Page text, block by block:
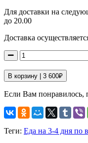
Для доставки на
до 20.00
Доставка
В корзину | 3 600₽
Если Вам понравилось,
Теги: Еда на 3-4 дня по